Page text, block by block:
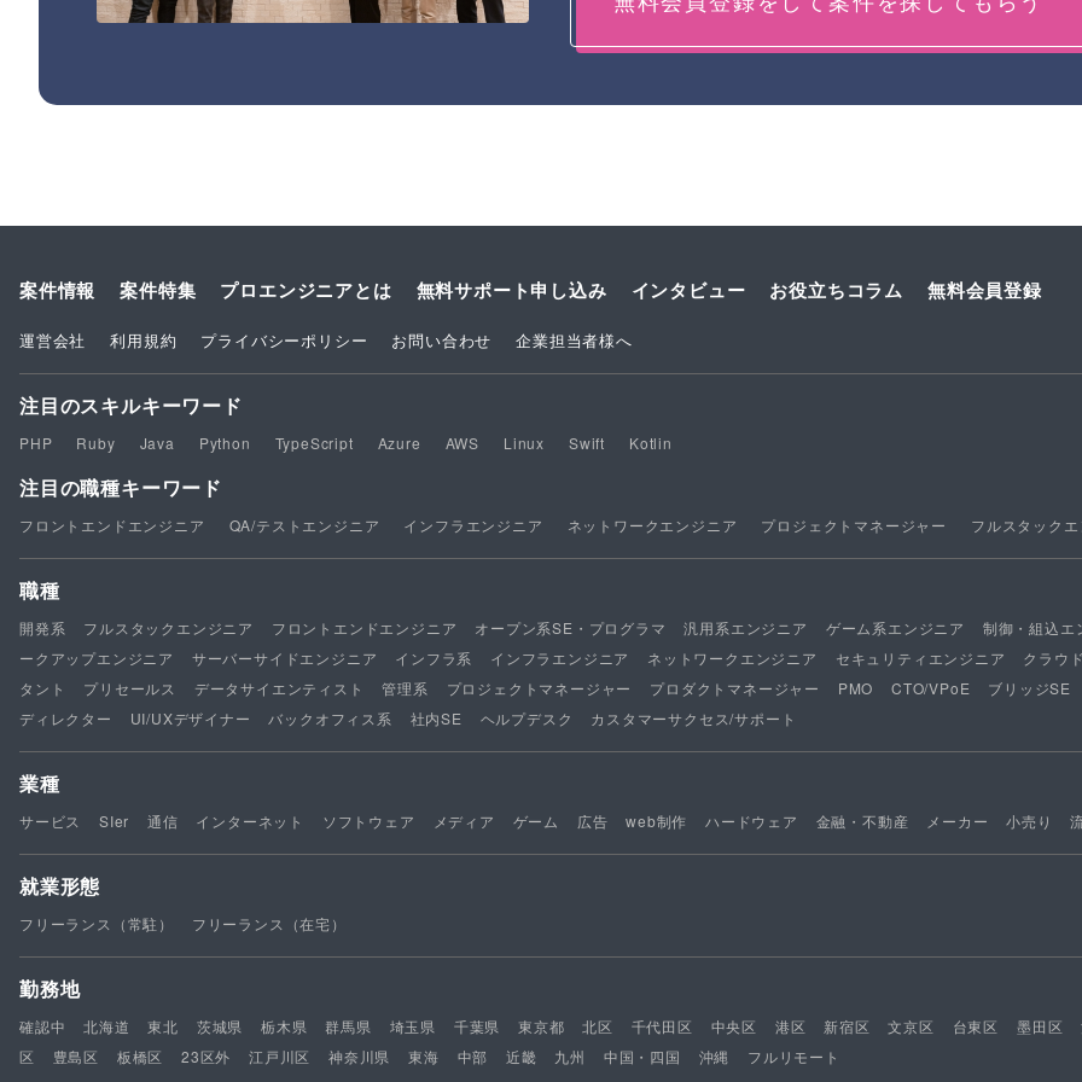
案件情報 案件特集 プロエンジニアとは 無料サポート申し込み インタビュー お役立ちコラム 無料会員登録
運営会社 利用規約 プライバシーポリシー お問い合わせ 企業担当者様へ
注目のスキルキーワード
PHP Ruby Java Python TypeScript Azure AWS Linux Swift Kotlin
注目の職種キーワード
フロントエンドエンジニア QA/テストエンジニア インフラエンジニア ネットワークエンジニア プロジェクトマネージャー フルスタック
職種
開発系 フルスタックエンジニア フロントエンドエンジニア オープン系SE・プログラマ 汎用系エンジニア ゲーム系エンジニア
制御・組込エ
ークアップエンジニア
サーバーサイドエンジニア インフラ系 インフラエンジニア ネットワークエンジニア セキュリティエンジニア
クラウ
タント
プリセールス データサイエンティスト 管理系 プロジェクトマネージャー プロダクトマネージャー PMO CTO/VPoE
ブリッジSE
ディレクター
UI/UXデザイナー バックオフィス系 社内SE ヘルプデスク カスタマーサクセス/サポート
業種
サービス SIer 通信 インターネット ソフトウェア メディア ゲーム 広告 web制作 ハードウェア 金融・不動産 メーカー 小売り
就業形態
フリーランス（常駐） フリーランス（在宅）
勤務地
確認中 北海道 東北 茨城県 栃木県 群馬県 埼玉県 千葉県 東京都 北区 千代田区 中央区 港区 新宿区 文京区 台東区 墨田区
区
豊島区 板橋区 23区外 江戸川区 神奈川県 東海 中部 近畿 九州 中国・四国 沖縄 フルリモート